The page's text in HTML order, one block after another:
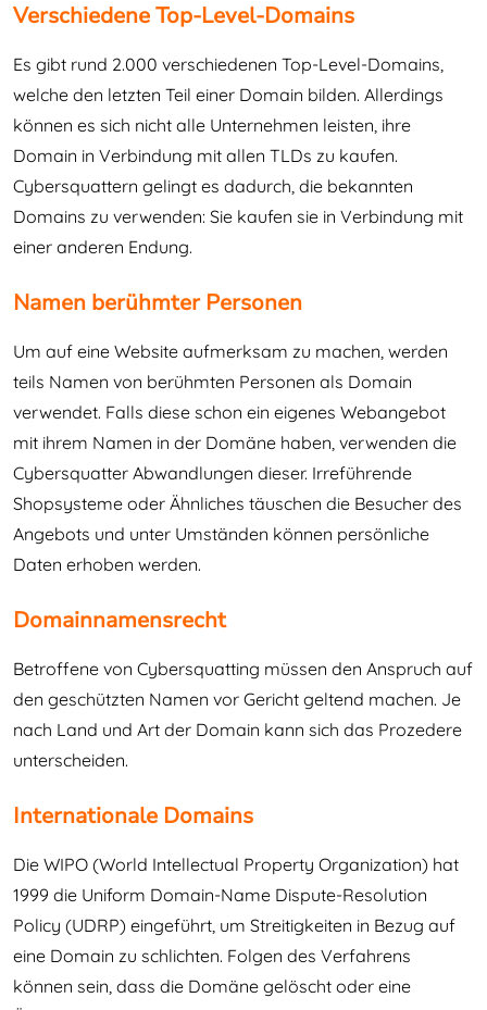
Verschiedene Top-Level-Domains
Es gibt rund 2.000 verschiedenen Top-Level-Domains,
welche den letzten Teil einer Domain bilden. Allerdings
können es sich nicht alle Unternehmen leisten, ihre
Domain in Verbindung mit allen TLDs zu kaufen.
Cybersquattern gelingt es dadurch, die bekannten
Domains zu verwenden: Sie kaufen sie in Verbindung mit
einer anderen Endung.
Namen berühmter Personen
Um auf eine Website aufmerksam zu machen, werden
teils Namen von berühmten Personen als Domain
verwendet. Falls diese schon ein eigenes Webangebot
mit ihrem Namen in der Domäne haben, verwenden die
Cybersquatter Abwandlungen dieser. Irreführende
Shopsysteme oder Ähnliches täuschen die Besucher des
Angebots und unter Umständen können persönliche
Daten erhoben werden.
Domainnamensrecht
Betroffene von Cybersquatting müssen den Anspruch auf
den geschützten Namen vor Gericht geltend machen. Je
nach Land und Art der Domain kann sich das Prozedere
unterscheiden.
Internationale Domains
Die WIPO (World Intellectual Property Organization) hat
1999 die Uniform Domain-Name Dispute-Resolution
Policy (UDRP) eingeführt, um Streitigkeiten in Bezug auf
eine Domain zu schlichten. Folgen des Verfahrens
können sein, dass die Domäne gelöscht oder eine